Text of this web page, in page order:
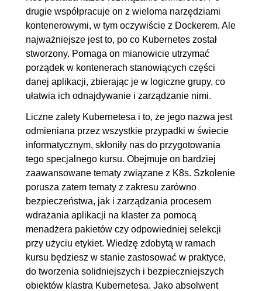
5.2. Tworzenie użytkownika
5.3. Tworzenie roli
00:14:18
6. HELM 00:53:46
6.1. Instalacja HELM
00:04:46
6.2. ArtifactHub - dodawanie
repozytorium
00:06:40
6.3. Instalacja aplikacji z HELM
00:14:10
6.4. Tworzenie własnego
charta cz. 1
00:10:00
6.5. Tworzenie własnego
charta cz. 2
00:18:10
drugie współpracuje on z wieloma narzędziami
kontenerowymi, w tym oczywiście z Dockerem. Ale
najważniejsze jest to, po co Kubernetes został
stworzony. Pomaga on mianowicie utrzymać
porządek w kontenerach stanowiących części
danej aplikacji, zbierając je w logiczne grupy, co
ułatwia ich odnajdywanie i zarządzanie nimi.
Liczne zalety Kubernetesa i to, że jego nazwa jest
odmieniana przez wszystkie przypadki w świecie
informatycznym, skłoniły nas do przygotowania
tego specjalnego kursu. Obejmuje on bardziej
zaawansowane tematy związane z K8s. Szkolenie
porusza zatem tematy z zakresu zarówno
bezpieczeństwa, jak i zarządzania procesem
wdrażania aplikacji na klaster za pomocą
menadżera pakietów czy odpowiedniej selekcji
przy użyciu etykiet. Wiedzę zdobytą w ramach
kursu będziesz w stanie zastosować w praktyce,
do tworzenia solidniejszych i bezpieczniejszych
obiektów klastra Kubernetesa. Jako absolwent